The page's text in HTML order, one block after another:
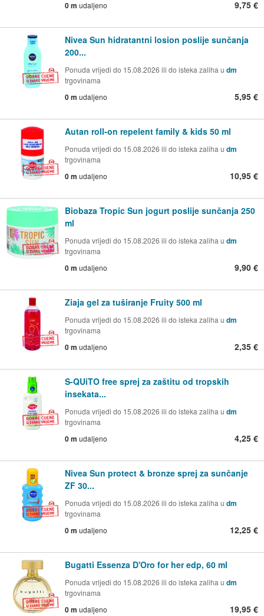
0 m udaljeno 9,75 €
Nivea Sun hidratantni losion poslije sunčanja
200...
Ponuda vrijedi do 15.08.2026 ili do isteka zaliha u dm
trgovinama
0 m udaljeno 5,95 €
Autan roll-on repelent family & kids 50 ml
Ponuda vrijedi do 15.08.2026 ili do isteka zaliha u dm
trgovinama
0 m udaljeno 10,95 €
Biobaza Tropic Sun jogurt poslije sunčanja 250
ml
Ponuda vrijedi do 15.08.2026 ili do isteka zaliha u dm
trgovinama
0 m udaljeno 9,90 €
Ziaja gel za tuširanje Fruity 500 ml
Ponuda vrijedi do 15.08.2026 ili do isteka zaliha u dm
trgovinama
0 m udaljeno 2,35 €
S-QUiTO free sprej za zaštitu od tropskih
insekata...
Ponuda vrijedi do 15.08.2026 ili do isteka zaliha u dm
trgovinama
0 m udaljeno 4,25 €
Nivea Sun protect & bronze sprej za sunčanje
ZF 30...
Ponuda vrijedi do 15.08.2026 ili do isteka zaliha u dm
trgovinama
0 m udaljeno 12,25 €
Bugatti Essenza D'Oro for her edp, 60 ml
Ponuda vrijedi do 15.08.2026 ili do isteka zaliha u dm
trgovinama
0 m udaljeno 19,95 €